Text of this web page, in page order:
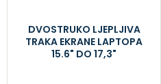
DVOSTRUKO LJEPLJIVA
TRAKA EKRANE LAPTOPA
15.6" DO 17,3"